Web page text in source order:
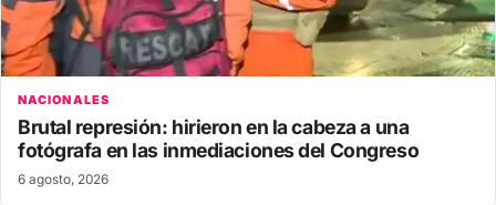
NACIONALES
Brutal represión: hirieron en la cabeza a una
fotógrafa en las inmediaciones del Congreso
6 agosto, 2026